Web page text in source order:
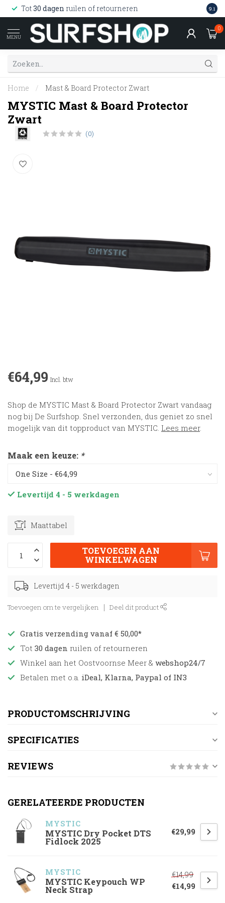
Tot30 dagen ruilen of retourneren 9.1
MENU
0
Home / Mast & Board Protector Zwart
MYSTIC Mast & Board Protector
Zwart
(0)
€64,99 Incl. btw
Shop de MYSTIC Mast & Board Protector Zwart vandaag
nog bij De Surfshop. Snel verzonden, dus geniet zo snel
mogelijk van dit topproduct van MYSTIC. Lees meer.
Maak een keuze: *
Levertijd 4 - 5 werkdagen
Maattabel
TOEVOEGEN AAN
WINKELWAGEN
Levertijd 4 - 5 werkdagen
Toevoegen om te vergelijken Deel dit product
Gratis verzending vanaf € 50,00*
Tot 30 dagen ruilen of retourneren
Winkel aan het Oostvoornse Meer & webshop24/7
Betalen met o.a. iDeal, Klarna, Paypal of IN3
PRODUCTOMSCHRIJVING
SPECIFICATIES
REVIEWS
GERELATEERDE PRODUCTEN
MYSTIC
MYSTIC Dry Pocket DTS
Fidlock 2025
€29,99
MYSTIC
MYSTIC Keypouch WP
Neck Strap
€14,99
€14,99